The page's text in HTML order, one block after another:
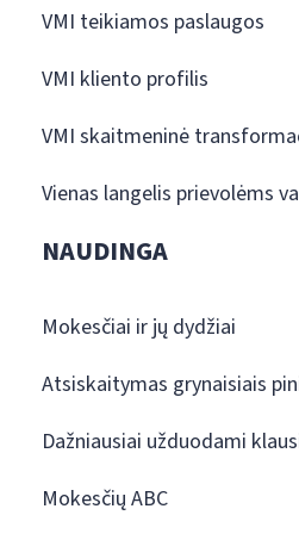
VMI teikiamos paslaugos
VMI kliento profilis
VMI skaitmeninė
Vienas langelis prievolėms
NAUDINGA
Mokesčiai ir jų dydžiai
Atsiskaitymas grynaisiais
Dažniausiai užduodami
Mokesčių ABC